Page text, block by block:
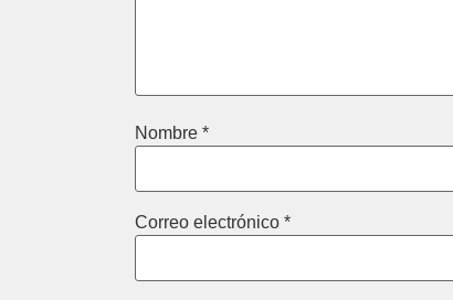
Nombre *
Correo electrónico *